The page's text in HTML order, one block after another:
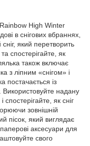
High Winter
в снігових вбраннях,
який перетворить
спостерігайте, як
також включає
з ліпним «снігом» і
постачається із
Використовуйте надану
спостерігайте, як сніг
зовнішній
пісок, який виглядає
аксесуари для
свого